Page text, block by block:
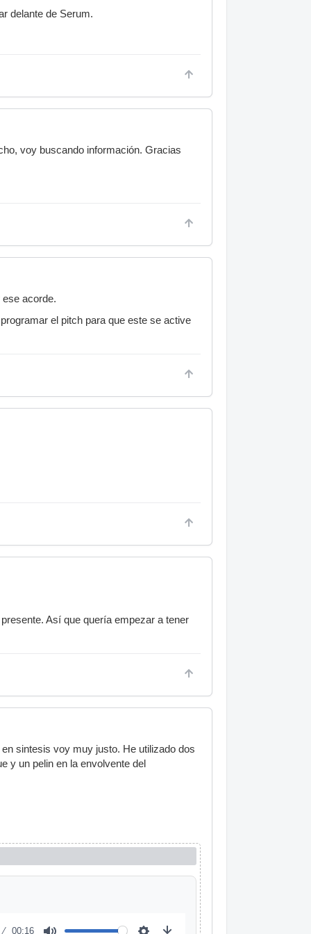
delante de Serum.
voy buscando información. Gracias
ese acorde.
el pitch para que este se active
Así que quería empezar a tener
sintesis voy muy justo. He utilizado dos
y un pelin en la envolvente del
00:16